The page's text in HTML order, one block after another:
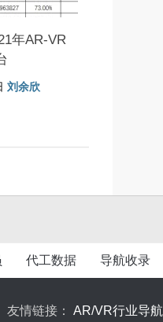
年AR-VR
刘余欣
代工数据 导航收录
友情链接： AR/VR行业导航